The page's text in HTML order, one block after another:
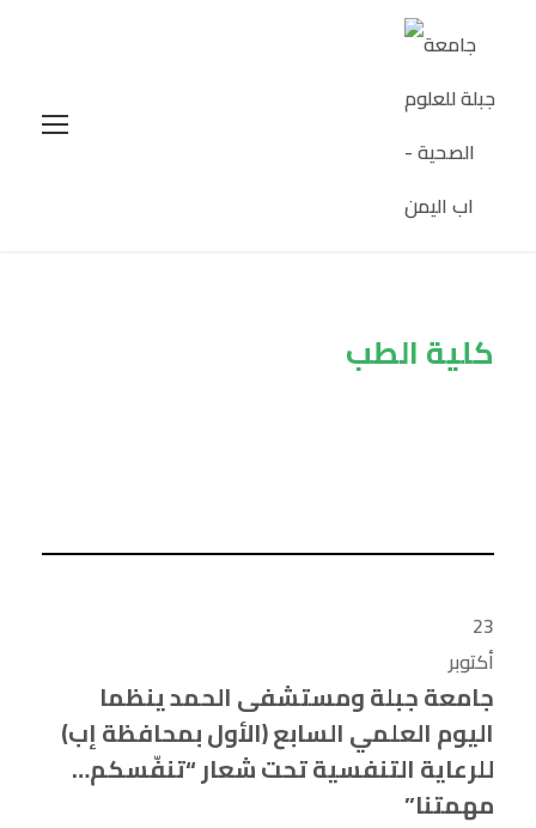
كلية الطب
23
أكتوبر
جامعة جبلة ومستشفى الحمد ينظما
اليوم العلمي السابع (الأول بمحافظة إب)
للرعاية التنفسية تحت شعار “تنفّسكم…
مهمتنا”